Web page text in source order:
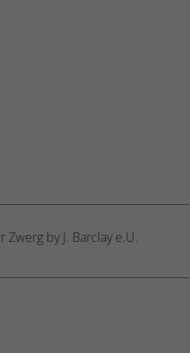
Zwerg by J. Barclay e.U.